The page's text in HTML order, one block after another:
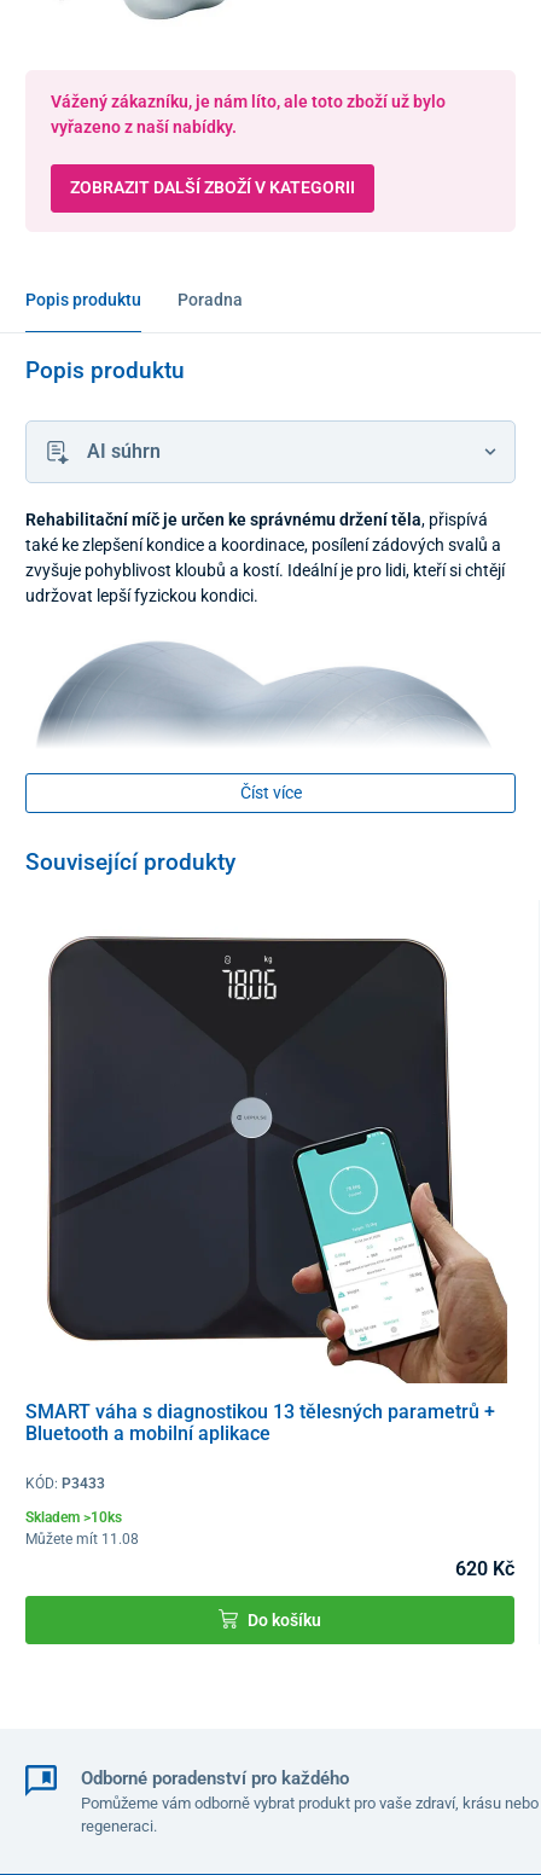
Vážený zákazníku, je nám líto, ale toto zboží už bylo
vyřazeno z naší nabídky.
ZOBRAZIT DALŠÍ ZBOŽÍ V KATEGORII
Popis produktu Poradna
Popis produktu
AI súhrn
Rehabilitační míč je určen ke správnému držení těla, přispívá
také ke zlepšení kondice a koordinace, posílení zádových svalů a
zvyšuje pohyblivost kloubů a kostí. Ideální je pro lidi, kteří si chtějí
udržovat lepší fyzickou kondici.
míč je ideální pro rehabilitační a balanční cvičení
vhodný při onemocnění páteře, pomáhá při správném
Gymnastický míč je vyroben ze speciálního materiálu, který
zabraňuje úniku vzduchu i při silném mechanickém poškození
míče, při prasknutí a náhlé ztrátě tlaku vzduchu v míči. Materiál
navíc poskytuje dobrou přilnavost míče k zemi. Balení obsahuje
Číst více
Související produkty
SMART váha s diagnostikou 13 tělesných parametrů +
Bluetooth a mobilní aplikace
KÓD: P3433
Skladem >10ks
Můžete mít 11.08
620 Kč
Do košíku
Odborné poradenství pro každého
Pomůžeme vám odborně vybrat produkt pro vaše zdraví, krásu nebo
regeneraci.